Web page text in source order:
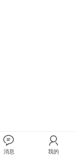
消息 我的